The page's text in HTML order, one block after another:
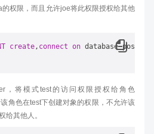
权限，而且允许joe将此权限授权给其他
create, connect on database
，将模式test的访问权限授权给角色
角色在test下创建对象的权限，不允许该
给其他人。